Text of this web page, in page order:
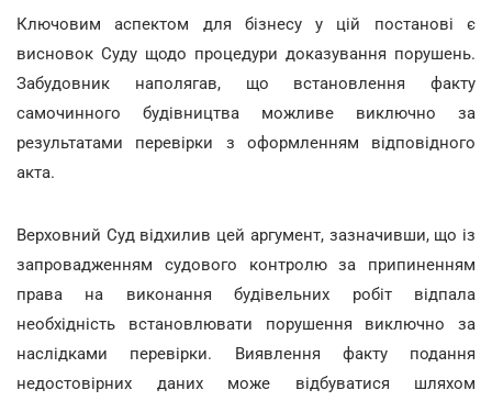
Ключовим аспектом для бізнесу у цій постанові є
висновок Суду щодо процедури доказування порушень.
Забудовник наполягав, що встановлення факту
самочинного будівництва можливе виключно за
результатами перевірки з оформленням відповідного
акта.
Верховний Суд відхилив цей аргумент, зазначивши, що із
запровадженням судового контролю за припиненням
права на виконання будівельних робіт відпала
необхідність встановлювати порушення виключно за
наслідками перевірки. Виявлення факту подання
недостовірних даних може відбуватися шляхом